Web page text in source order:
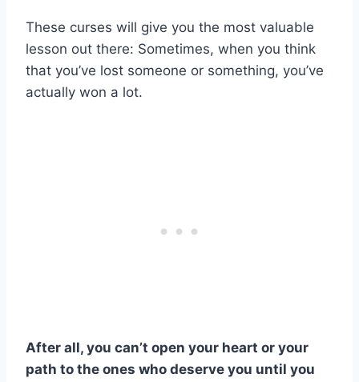
These curses will give you the most valuable
lesson out there: Sometimes, when you think
that you’ve lost someone or something, you’ve
actually won a lot.
After all, you can’t open your heart or your
path to the ones who deserve you until you